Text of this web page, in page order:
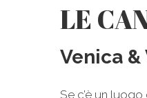
LE
Venica
Se c’è un